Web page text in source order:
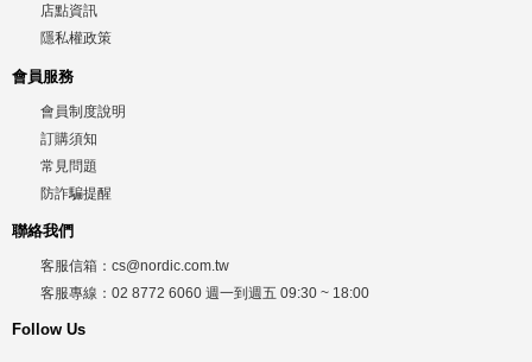
店點資訊
隱私權政策
會員服務
會員制度說明
訂購須知
常見問題
防詐騙提醒
聯絡我們
客服信箱： cs@nordic.com.tw
客服專線： 02 8772 6060 週一到週五 09:30 ~ 18:00
Follow Us